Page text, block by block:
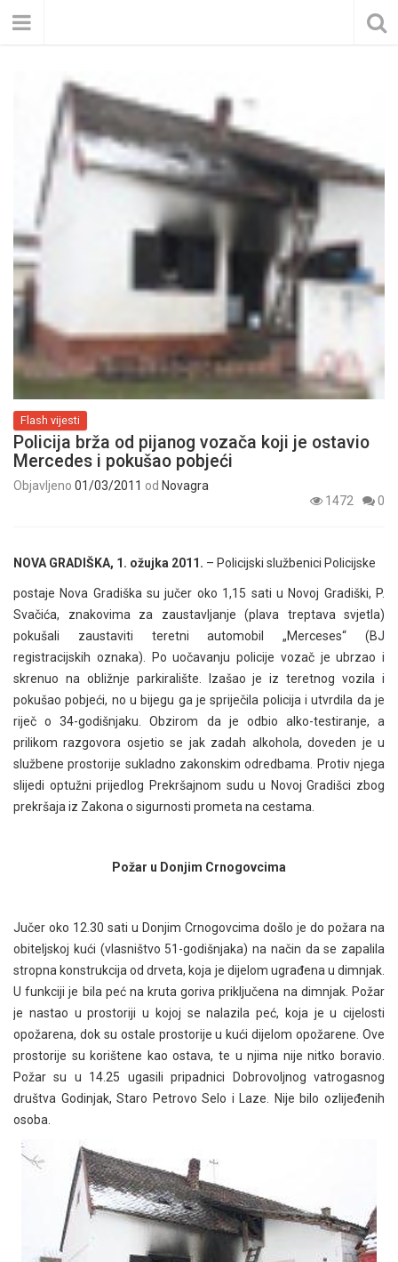
Flash vijesti
Policija brža od pijanog vozača koji je ostavio
Mercedes i pokušao pobjeći
Objavljeno 01/03/2011 od Novagra
1472
0
NOVA GRADIŠKA, 1. ožujka 2011. – Policijski službenici Policijske
postaje Nova Gradiška su jučer oko 1,15 sati u Novoj Gradiški, P.
Svačića, znakovima za zaustavljanje (plava treptava svjetla)
pokušali zaustaviti teretni automobil „Merceses“ (BJ
registracijskih oznaka). Po uočavanju policije vozač je ubrzao i
skrenuo na obližnje parkiralište. Izašao je iz teretnog vozila i
pokušao pobjeći, no u bijegu ga je spriječila policija i utvrdila da je
riječ o 34-godišnjaku. Obzirom da je odbio alko-testiranje, a
prilikom razgovora osjetio se jak zadah alkohola, doveden je u
službene prostorije sukladno zakonskim odredbama. Protiv njega
slijedi optužni prijedlog Prekršajnom sudu u Novoj Gradišci zbog
prekršaja iz Zakona o sigurnosti prometa na cestama.
Požar u Donjim Crnogovcima
Jučer oko 12.30 sati u Donjim Crnogovcima došlo je do požara na
obiteljskoj kući (vlasništvo 51-godišnjaka) na način da se zapalila
stropna konstrukcija od drveta, koja je dijelom ugrađena u dimnjak.
U funkciji je bila peć na kruta goriva priključena na dimnjak. Požar
je nastao u prostoriji u kojoj se nalazila peć, koja je u cijelosti
opožarena, dok su ostale prostorije u kući dijelom opožarene. Ove
prostorije su korištene kao ostava, te u njima nije nitko boravio.
Požar su u 14.25 ugasili pripadnici Dobrovoljnog vatrogasnog
društva Godinjak, Staro Petrovo Selo i Laze. Nije bilo ozlijeđenih
osoba.